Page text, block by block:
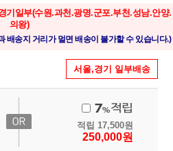
일부(수원.과천.광명.군포.부천.성남.안양.
의왕)
배송지 거리가 멀면 배송이 불가할 수 있습니다.)
서울,경기 일부배송
적립 17,500원
250,000원